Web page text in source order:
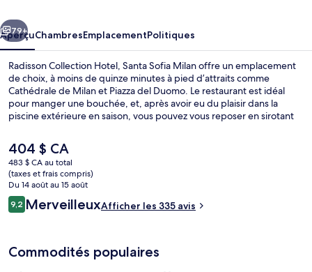
Santa
Sofia
Milan
Suivant
79+
AperçuChambresEmplacementPolitiques
Radisson Collection Hotel, Santa Sofia Milan offre un emplacement
de choix, à moins de quinze minutes à pied d’attraits comme
Cathédrale de Milan et Piazza del Duomo. Le restaurant est idéal
pour manger une bouchée, et, après avoir eu du plaisir dans la
piscine extérieure en saison, vous pouvez vous reposer en sirotant
15 minutes à pied des points saillants suivants : Université de
Bocconi et Galleria Vittorio Emanuele II. L’hébergement se situe à
quelques minutes de marche du transport en commun : Corso Italia
- Via Santa Sofia Tram Stop est à quelques pas et Corso Italia - Via
Lusardi Tram Stop se trouve à 3 minutes.
Le
prix
actuel
est
de 404 $ CA
404 $ CA
483 $ CA au total
(taxes et frais compris)
Du 14 août au 15 août
Avis
9,29,2 sur 10 –
MerveilleuxAfficher les 335 avis
Commodités populaires